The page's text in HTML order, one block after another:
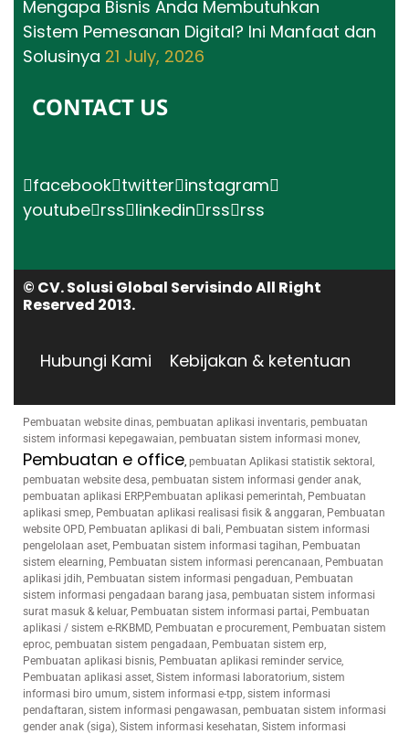
Mengapa Bisnis Anda Membutuhkan
Sistem Pemesanan Digital? Ini Manfaat dan
Solusinya 21 July, 2026
CONTACT US
facebook twitter instagram
youtube rss linkedin rss rss
© CV. Solusi Global Servisindo All Right
Reserved 2013.
Hubungi Kami Kebijakan & ketentuan
Pembuatan website dinas, pembuatan aplikasi inventaris, pembuatan
sistem informasi kepegawaian, pembuatan sistem informasi monev,
Pembuatan e office pembuatan Aplikasi statistik sektoral,
pembuatan website desa, pembuatan sistem informasi gender anak,
pembuatan aplikasi ERP,Pembuatan aplikasi pemerintah, Pembuatan
aplikasi smep, Pembuatan aplikasi realisasi fisik & anggaran, Pembuatan
website OPD, Pembuatan aplikasi di bali, Pembuatan sistem informasi
pengelolaan aset, Pembuatan sistem informasi tagihan, Pembuatan
sistem elearning, Pembuatan sistem informasi perencanaan, Pembuatan
aplikasi jdih, Pembuatan sistem informasi pengaduan, Pembuatan
sistem informasi pengadaan barang jasa, pembuatan sistem informasi
surat masuk & keluar, Pembuatan sistem informasi partai, Pembuatan
aplikasi / sistem e-RKBMD, Pembuatan e procurement, Pembuatan sistem
eproc, pembuatan sistem pengadaan, Pembuatan sistem erp,
Pembuatan aplikasi bisnis, Pembuatan aplikasi reminder service,
Pembuatan aplikasi asset, Sistem informasi laboratorium, sistem
informasi biro umum, sistem informasi e-tpp, sistem informasi
pendaftaran, sistem informasi pengawasan, pembuatan sistem informasi
gender anak (siga), Sistem informasi kesehatan, Sistem informasi